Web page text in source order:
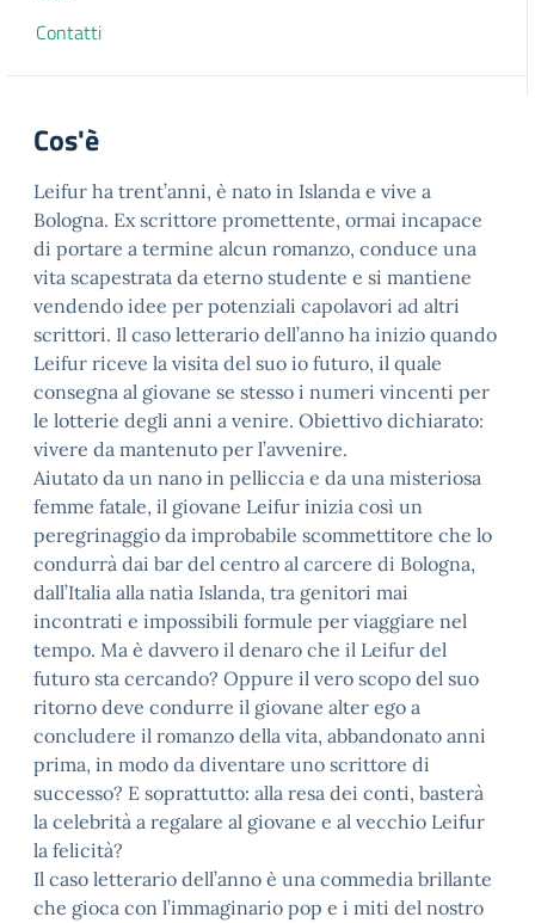
Contatti
Cos'è
Leifur ha trent’anni, è nato in Islanda e vive a
Bologna. Ex scrittore promettente, ormai incapace
di portare a termine alcun romanzo, conduce una
vita scapestrata da eterno studente e si mantiene
vendendo idee per potenziali capolavori ad altri
scrittori. Il caso letterario dell’anno ha inizio quando
Leifur riceve la visita del suo io futuro, il quale
consegna al giovane se stesso i numeri vincenti per
le lotterie degli anni a venire. Obiettivo dichiarato:
vivere da mantenuto per l’avvenire.
Aiutato da un nano in pelliccia e da una misteriosa
femme fatale, il giovane Leifur inizia così un
peregrinaggio da improbabile scommettitore che lo
condurrà dai bar del centro al carcere di Bologna,
dall’Italia alla natìa Islanda, tra genitori mai
incontrati e impossibili formule per viaggiare nel
tempo. Ma è davvero il denaro che il Leifur del
futuro sta cercando? Oppure il vero scopo del suo
ritorno deve condurre il giovane alter ego a
concludere il romanzo della vita, abbandonato anni
prima, in modo da diventare uno scrittore di
successo? E soprattutto: alla resa dei conti, basterà
la celebrità a regalare al giovane e al vecchio Leifur
la felicità?
Il caso letterario dell’anno è una commedia brillante
che gioca con l’immaginario pop e i miti del nostro